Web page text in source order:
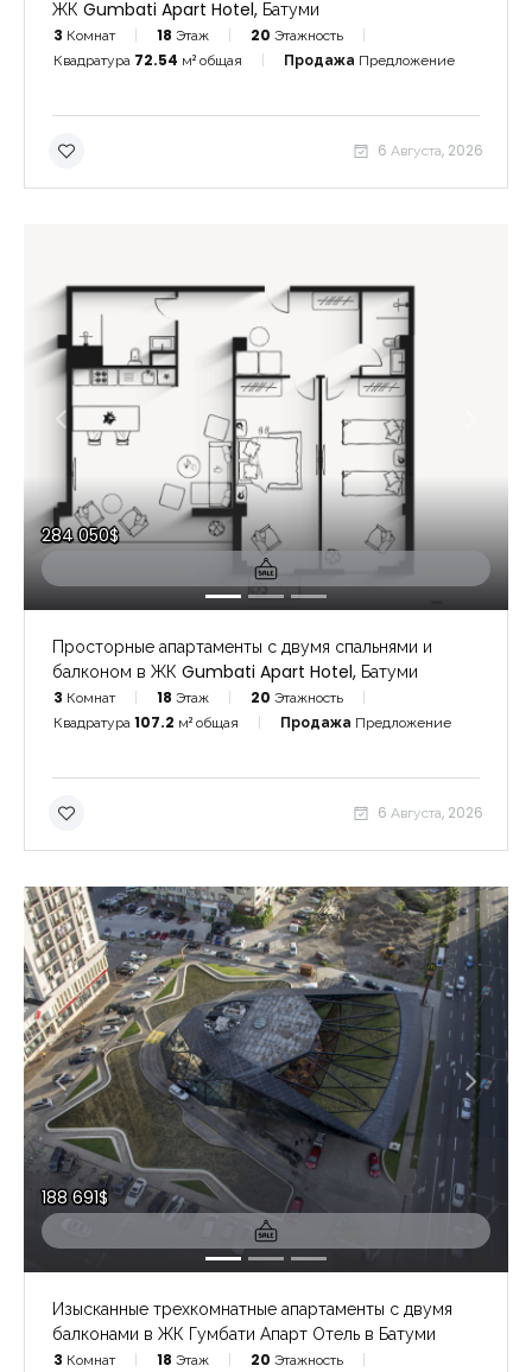
ЖК Gumbati Apart Hotel, Батуми
3 Комнат 18 Этаж 20 Этажность
Квадратура 72.54 м² общая Продажа Предложение
6 Августа, 2026
284 050$
Просторные апартаменты с двумя спальнями и
балконом в ЖК Gumbati Apart Hotel, Батуми
3 Комнат 18 Этаж 20 Этажность
Квадратура107.2 м² общая Продажа Предложение
6 Августа, 2026
188 691$
Изысканные трехкомнатные апартаменты с двумя
балконами в ЖК Гумбати Апарт Отель в Батуми
3 Комнат 18 Этаж 20 Этажность